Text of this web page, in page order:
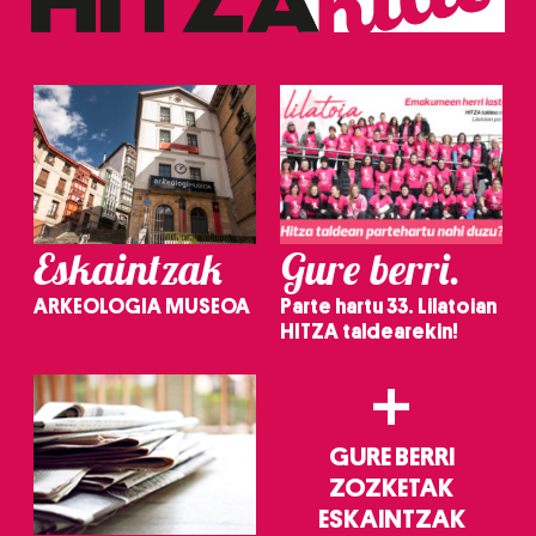
erabiltzeko baimen esplizitua ematen diguzu.
Gehiago
irakurri
Eskaintzak
ARKEOLOGIA MUSEOA
Gure berri.
Parte hartu 33. Lilatoian
HITZA taldearekin!
+
GURE BERRI
ZOZKETAK
ESKAINTZAK